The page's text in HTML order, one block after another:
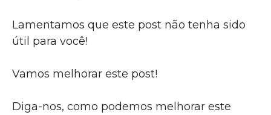
Lamentamos que este post não tenha sido
útil para você!
Vamos melhorar este post!
Diga-nos, como podemos melhorar este